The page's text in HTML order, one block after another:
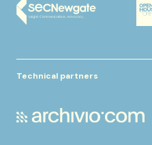
Technical partners